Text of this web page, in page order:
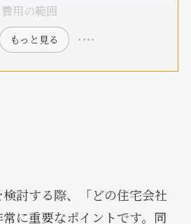
用の範囲
もっと見る
討する際、「どの住宅会社
に重要なポイントです。同